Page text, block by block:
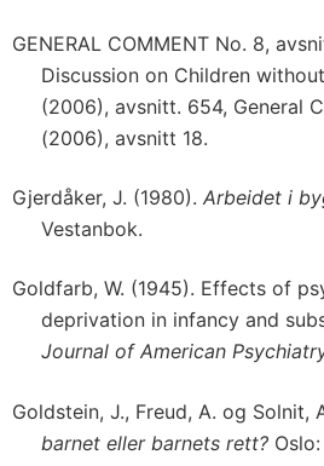
GENERAL COMMENT No. 8,
Discussion on Children
(2006), avsnitt. 654, General
(2006), avsnitt 18.
Gjerdåker, J. (1980). Arbeidet i
Vestanbok.
Goldfarb, W. (1945). Effects of
deprivation in infancy and
Journal of American
Goldstein, J., Freud, A. og Solnit,
barnet eller barnets rett?